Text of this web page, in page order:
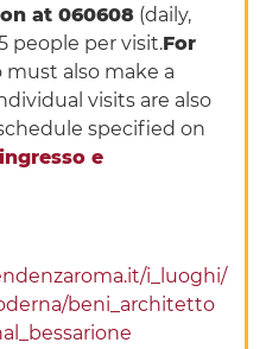
at 060608 (daily,
people per visit.For
must also make a
visits are also
specified on
e
i_luoghi/
beni_architetto